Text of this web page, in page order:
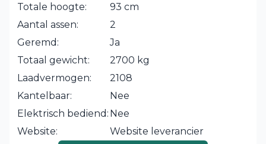
Totale hoogte:
93 cm
Aantal assen:
2
Geremd:
Ja
Totaal gewicht:
2700 kg
Laadvermogen:
2108
Kantelbaar:
Nee
Elektrisch bediend: Nee
Website:
Website leverancier